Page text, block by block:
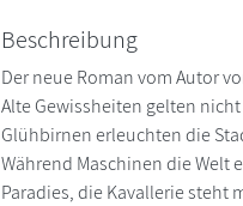
Beschreibung
Der neue Roman vom Autor
Alte Gewissheiten gelten
Glühbirnen erleuchten die
Während Maschinen die Welt
Paradies, die Kavallerie steht